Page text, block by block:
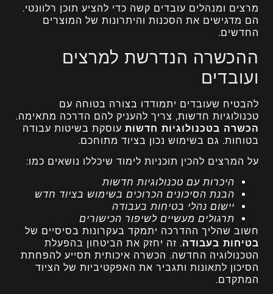
מרצים ומנהלים עובדים קשה כדי להציע תוכן רלוונטי.
הם מדגישים את הסכנות והיתרונות של המוצרים
החדשים.
ההכשרה הנדרשת למרצים
ועובדים
להבטיח שעובדים יתמודדו בצורה בטוחה עם
טכנולוגיות חדשות, צריך להעניק להם הדרכה מתאימה.
הכשרה בטכנולוגיות חדשות עוסקת בשיטות עבודה
בטוחות. גם בשימוש נכון בציוד מתוחכם.
על המרצים להכין תוכניות לימוד שיכללו נושאים כמו:
היכרות עם טכנולוגיות חדשות
הבנת הסיכונים הכרוכים בשימוש בציוד חדש
יישום נהלי בטיחות בעבודה
תרגולים מעשיים לשיפור הכישורים
חשוב שהליך ההדרכה יתמקד בעקרונות בסיסיים של
בטיחות בעבודה. זה יחזק את הביטחון בהפעלת
הטכנולוגיה החדשה. הכשרה איכותית תסייע להפחתת
הסיכון לתאונות ותגביר את האפקטיביות של הציוד
המתקדם.